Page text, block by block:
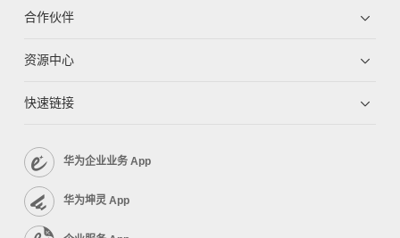
合作伙伴
资源中心
快速链接
华为企业业务 App
华为坤灵 App